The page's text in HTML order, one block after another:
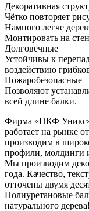
Декоративная
Чётко повторяет
Намного легче
Монтировать на
Долговечные
Устойчивы к
воздействию
Пожаробезопасные
Позволяют
всей длине балки.
Фирма «ПКФ Уникс»
работает на рынке
производим в
профили, молдинги
Мы производим
года. Качество,
отточены двумя
Полиуретановые
натурального дерева!